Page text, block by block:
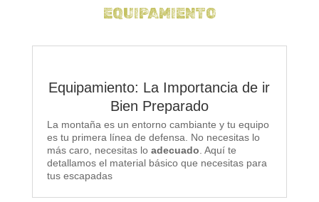
EQUIPAMIENTO
Equipamiento: La Importancia de ir
Bien Preparado
La montaña es un entorno cambiante y tu equipo
es tu primera línea de defensa. No necesitas lo
más caro, necesitas lo adecuado . Aquí te
detallamos el material básico que necesitas para
tus escapadas